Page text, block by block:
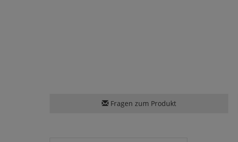
Fragen zum Produkt